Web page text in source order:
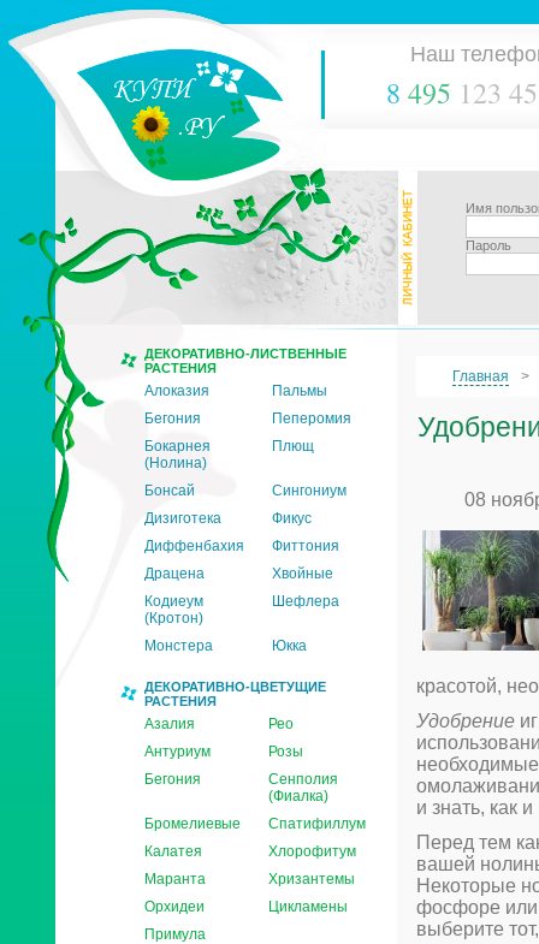
Наш
8 495 123
Имя
Пароль
ДЕКОРАТИВНО-ЛИСТВЕННЫЕ
РАСТЕНИЯ
Алоказия
Пальмы
Бегония
Пеперомия
Бокарнея
(Нолина)
Плющ
Бонсай
Сингониум
Дизиготека
Фикус
Диффенбахия
Фиттония
Драцена
Хвойные
Кодиеум
(Кротон)
Шефлера
Монстера Юкка
ДЕКОРАТИВНО-ЦВЕТУЩИЕ
РАСТЕНИЯ
Азалия
Рео
Антуриум
Розы
Бегония
Сенполия
(Фиалка)
Бромелиевые
Спатифиллум
Калатея
Хлорофитум
Маранта
Хризантемы
Орхидеи
Цикламены
Примула
Главная
08
красотой,
Удобрение
необходимые
и знать, как
Перед тем
вашей
Некоторые
фосфоре или
выберите